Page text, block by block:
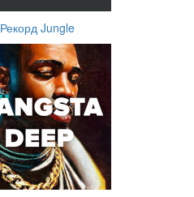
Рекорд Jungle